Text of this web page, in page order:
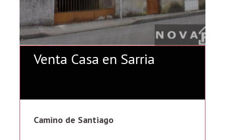
Venta Casa en Sarria
Camino de Santiago